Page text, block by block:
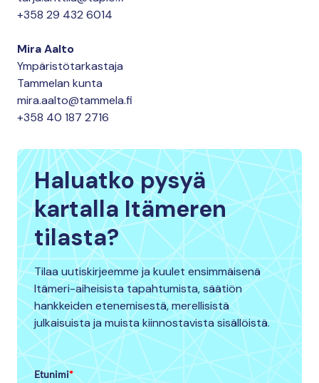
+358 29 432 6014
Mira Aalto
Ympäristötarkastaja
Tammelan kunta
mira.aalto@tammela.fi
+358 40 187 2716
Haluatko pysyä
kartalla Itämeren
tilasta?
Tilaa uutiskirjeemme ja kuulet ensimmäisenä
Itämeri-aiheisista tapahtumista, säätiön
hankkeiden etenemisestä, merellisistä
julkaisuista ja muista kiinnostavista sisällöistä.
Etunimi*